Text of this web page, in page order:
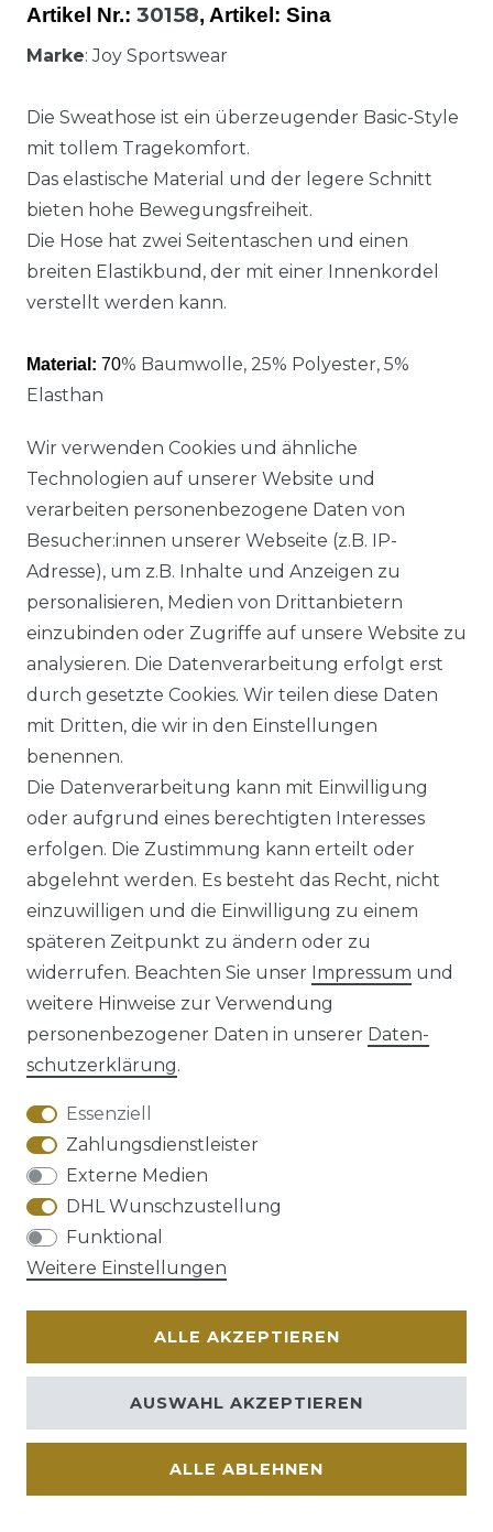
Artikel Nr.: 30158, Artikel : Sina
Marke: Joy Sportswear
Die Sweathose ist ein überzeugender Basic-Style
mit tollem Tragekomfort.
Das elastische Material und der legere Schnitt
bieten hohe Bewegungsfreiheit.
Die Hose hat zwei Seitentaschen und einen
breiten Elastikbund, der mit einer Innenkordel
verstellt werden kann.
Material: 70% Baumwolle, 25% Polyester, 5%
Elasthan
Ähnlicher Artikel
Artikelpaket
:
ab 69,95 € *
Impressum Daten­schutz­erklärung
AGB Barrierefreiheitserklärung
Widerrufs­recht
© Copyright 2026 | Alle Rechte vorbehalten.
Wir verwenden Cookies und ähnliche
Technologien auf unserer Website und
verarbeiten personenbezogene Daten von
Besucher:innen unserer Webseite (z.B. IP-
Adresse), um z.B. Inhalte und Anzeigen zu
personalisieren, Medien von Drittanbietern
einzubinden oder Zugriffe auf unsere Website zu
analysieren. Die Datenverarbeitung erfolgt erst
durch gesetzte Cookies. Wir teilen diese Daten
mit Dritten, die wir in den Einstellungen
benennen.
Die Datenverarbeitung kann mit Einwilligung
oder aufgrund eines berechtigten Interesses
erfolgen. Die Zustimmung kann erteilt oder
abgelehnt werden. Es besteht das Recht, nicht
einzuwilligen und die Einwilligung zu einem
späteren Zeitpunkt zu ändern oder zu
widerrufen. Beachten Sie unser Impressum und
weitere Hinweise zur Verwendung
personenbezogener Daten in unserer Daten­
schutz­erklärung.
Essenziell
Zahlungsdienstleister
Externe Medien
DHL Wunschzustellung
Funktional
Weitere Einstellungen
ALLE AKZEPTIEREN
ALLE ABLEHNEN
AUSWAHL AKZEPTIEREN